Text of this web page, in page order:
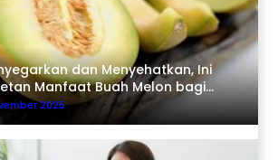
dan Menyehatkan, Ini
Manfaat Buah Melon bagi
2025